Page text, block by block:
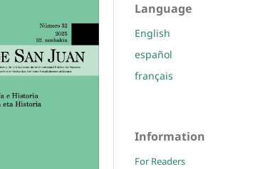
Language
English
español
français
Information
For Readers